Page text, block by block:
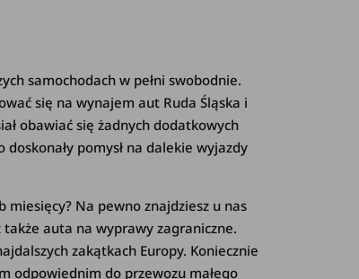
samochodach w pełni swobodnie.
się na wynajem aut Ruda Śląska i
obawiać się żadnych dodatkowych
pomysł na dalekie wyjazdy
Na pewno znajdziesz u nas
auta na wyprawy zagraniczne.
zakątkach Europy. Koniecznie
odpowiednim do przewozu małego